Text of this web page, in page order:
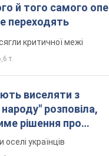
й того самого
переходять
критичної межі
т.
виселяти з
розповіла,
рішення про
українців